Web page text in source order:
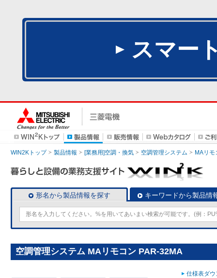
スマー
WIN2Kトップ 製品情報 [業務用]空調・換気 空調管理システム MAリモ
形名から製品情報を探す キーワードから製品情
空調管理システム MAリモコン PAR-32MA
仕様表ダ